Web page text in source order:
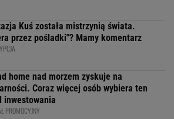
Kuś została mistrzynią świata.
przez pośladki"? Mamy komentarz
home nad morzem zyskuje na
Coraz więcej osób wybiera ten
inwestowania
PROMOCYJNY